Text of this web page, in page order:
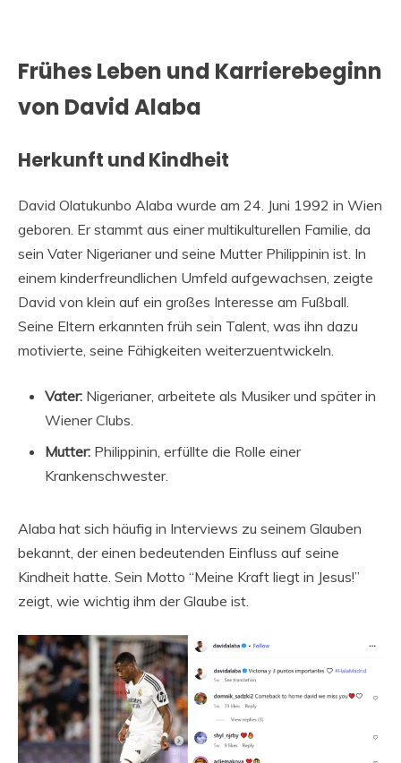
Frühes Leben und Karrierebeginn
von David Alaba
Herkunft und Kindheit
David Olatukunbo Alaba wurde am 24. Juni 1992 in Wien
geboren. Er stammt aus einer multikulturellen Familie, da
sein Vater Nigerianer und seine Mutter Philippinin ist. In
einem kinderfreundlichen Umfeld aufgewachsen, zeigte
David von klein auf ein großes Interesse am Fußball.
Seine Eltern erkannten früh sein Talent, was ihn dazu
motivierte, seine Fähigkeiten weiterzuentwickeln.
Vater: Nigerianer, arbeitete als Musiker und später in
Wiener Clubs.
Mutter: Philippinin, erfüllte die Rolle einer
Krankenschwester.
Alaba hat sich häufig in Interviews zu seinem Glauben
bekannt, der einen bedeutenden Einfluss auf seine
Kindheit hatte. Sein Motto “Meine Kraft liegt in Jesus!”
zeigt, wie wichtig ihm der Glaube ist.